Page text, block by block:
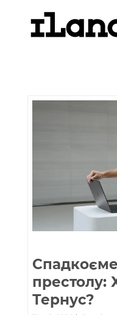
престолу:
Тернус?